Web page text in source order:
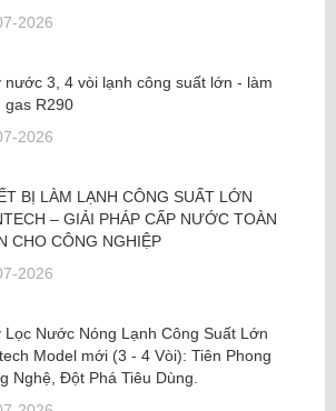
2026
nước 3, 4 vòi lạnh công suất lớn - làm
gas R290
2026
BỊ LÀM LẠNH CÔNG SUẤT LỚN
– GIẢI PHÁP CẤP NƯỚC TOÀN
CHO CÔNG NGHIỆP
2026
Lọc Nước Nóng Lạnh Công Suất Lớn
Model mới (3 - 4 Vòi): Tiên Phong
Nghệ, Đột Phá Tiêu Dùng.